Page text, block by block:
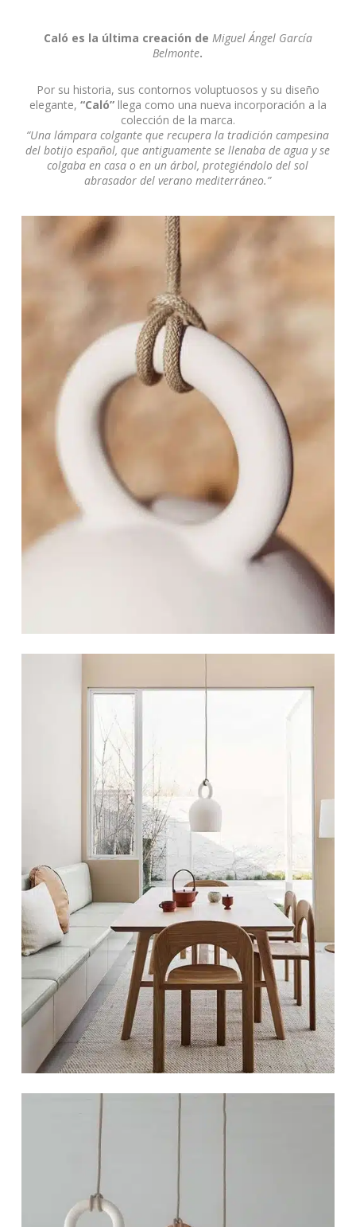
Caló es la última creación de Miguel Ángel García
Belmonte.
Por su historia, sus contornos voluptuosos y su diseño
elegante, “Caló”llega como una nueva incorporación a la
colección de la marca.
“Una lámpara colgante que recupera la tradición campesina
del botijo español, que antiguamente se llenaba de agua y se
colgaba en casa o en un árbol, protegiéndolo del sol
abrasador del verano mediterráneo.”